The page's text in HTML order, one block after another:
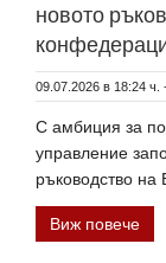
новото
09.07.2026 в 18:24 ч.
С амбиция за
управление
ръководство на
Виж повече